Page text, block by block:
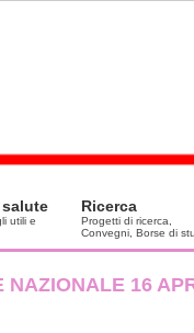
salute
utili e
Ricerca
Progetti di ricerca,
Convegni, Borse di
NAZIONALE 16